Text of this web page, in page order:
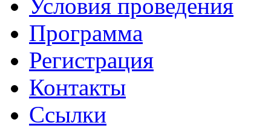
Условия проведения
Программа
Регистрация
Контакты
Ссылки